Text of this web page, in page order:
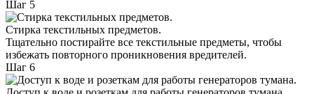
Шаг 5
Стирка текстильных предметов.
Тщательно постирайте все текстильные предметы, чтобы
избежать повторного проникновения вредителей.
Шаг 6